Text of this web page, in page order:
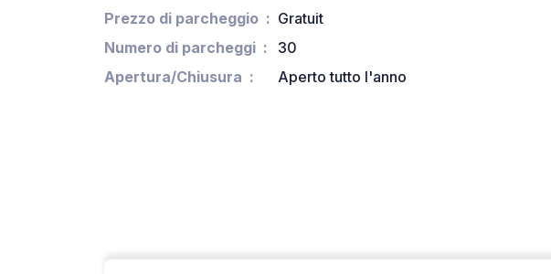
Prezzo di parcheggio
Gratuit
Numero di parcheggi
30
Apertura/Chiusura
Aperto tutto l'anno